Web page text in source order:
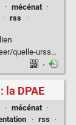
· mécénat
·
· rss
·
dispositif-impact-emploi.html
·
la DPAE
· mécénat
·
· rss
·